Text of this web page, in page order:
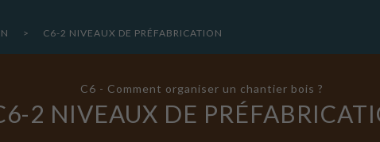
> C6-2 NIVEAUX DE PRÉFABRICATION
C6 - Comment organiser un chantier bois ?
2 NIVEAUX DE